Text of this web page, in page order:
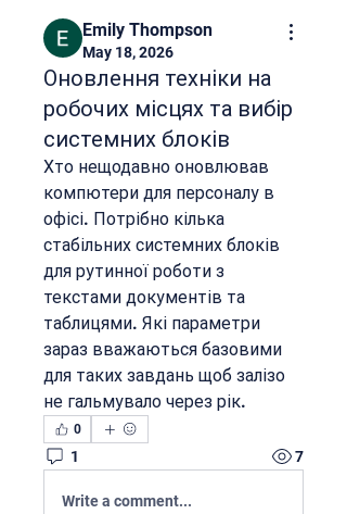
Emily Thompson
May 18, 2026
Оновлення техніки на
робочих місцях та вибір
системних блоків
Хто нещодавно оновлював
компютери для персоналу в
офісі. Потрібно кілька
стабільних системних блоків
для рутинної роботи з
текстами документів та
таблицями. Які параметри
зараз вважаються базовими
для таких завдань щоб залізо
не гальмувало через рік.
0
1 7
Write a comment...